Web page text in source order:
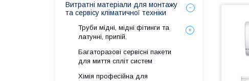
Витратні матеріали для монтажу
та сервісу кліматичної техніки
Труби мідні, мідні фітинги та
латунні, припій.
Багаторазові сервісні пакети
для миття спліт систем
Хімія професійна для